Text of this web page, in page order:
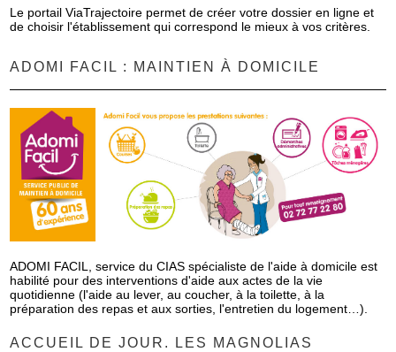
Le portail ViaTrajectoire permet de créer votre dossier en ligne et
de choisir l'établissement qui correspond le mieux à vos critères.
ADOMI FACIL : MAINTIEN À DOMICILE
ADOMI FACIL, service du CIAS spécialiste de l'aide à domicile est
habilité pour des interventions d'aide aux actes de la vie
quotidienne (l'aide au lever, au coucher, à la toilette, à la
préparation des repas et aux sorties, l'entretien du logement…).
ACCUEIL DE JOUR. LES MAGNOLIAS